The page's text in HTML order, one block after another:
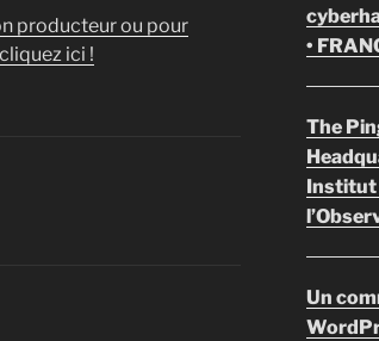
producteur ou pour
ici !
•
The
Institut
Un